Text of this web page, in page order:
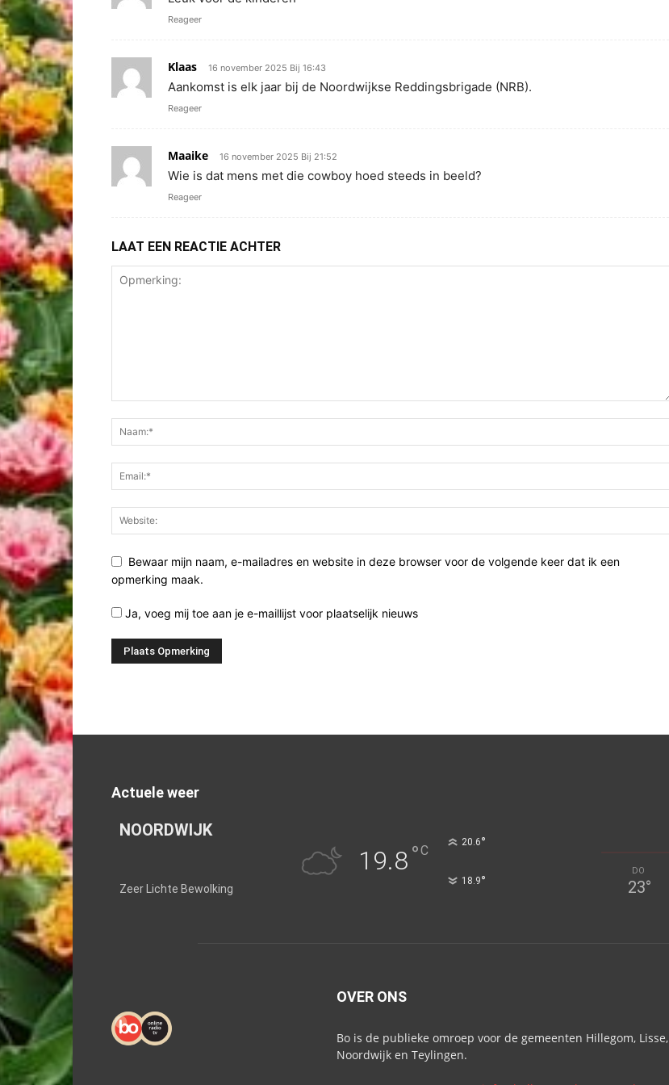
Reageer
Klaas 16 november 2025 Bij 16:43
Aankomst is elk jaar bij de Noordwijkse Reddingsbrigade (NRB).
Reageer
Maaike 16 november 2025 Bij 21:52
Wie is dat mens met die cowboy hoed steeds in beeld?
Reageer
LAAT EEN REACTIE ACHTER
Bewaar mijn naam, e-mailadres en website in deze browser voor de volgende keer dat ik een
opmerking maak.
Ja, voeg mij toe aan je e-maillijst voor plaatselijk nieuws
Actuele weer
NOORDWIJK
Zeer Lichte Bewolking
19.8°C
20.6°
18.9°
DO
23°
OVER ONS
Bo is de publieke omroep voor de gemeenten Hillegom, Lisse,
Noordwijk en Teylingen.